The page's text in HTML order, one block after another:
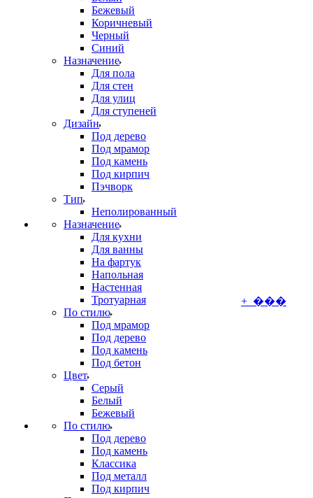
Бежевый
Коричневый
Черный
Синий
Назначение
Для пола
Для стен
Для улиц
Для ступеней
Дизайн
Под дерево
Под мрамор
Под камень
Под кирпич
Пэчворк
Тип
Неполированный
Назначение
Для кухни
Для ванны
На фартук
Напольная
Настенная
Тротуарная
По стилю
Под мрамор
Под дерево
Под камень
Под бетон
Цвет
Серый
Белый
Бежевый
По стилю
Под дерево
Под камень
Классика
Под металл
Под кирпич
+ ���